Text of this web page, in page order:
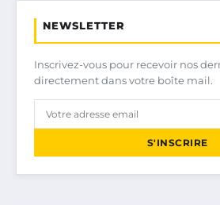
NEWSLETTER
Inscrivez-vous pour recevoir nos
directement dans votre boîte mail.
S'INSCRIRE